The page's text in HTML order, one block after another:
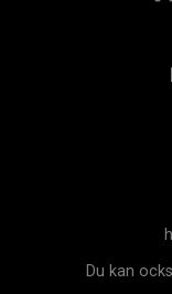
Du kan